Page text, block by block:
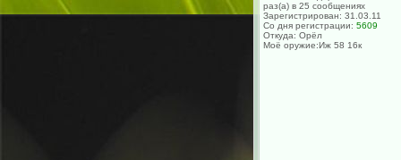
раз(а) в 25 сообщениях
Зарегистрирован: 31.03.11
Со дня регистрации: 5609
Откуда: Орёл
Моё оружие:Иж 58 16к